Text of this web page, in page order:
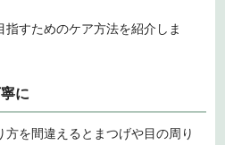
すためのケア方法を紹介しま
に
を間違えるとまつげや目の周り